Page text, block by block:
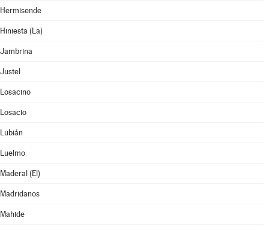
Hermisende
Hiniesta (La)
Jambrina
Justel
Losacino
Losacio
Lubián
Luelmo
Maderal (El)
Madridanos
Mahide